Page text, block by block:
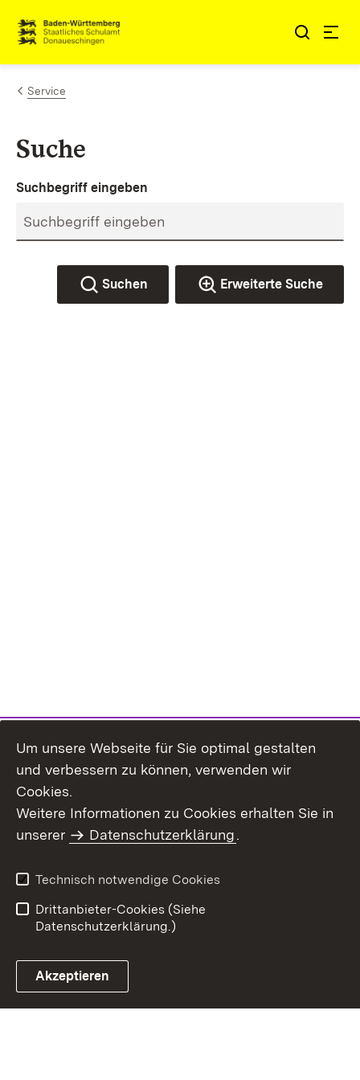
Zum Inhalt springen
Link zur Startseite
Service
Suche
Suchbegriff eingeben
Suchen Erweiterte Suche
Benutzungshinweise
Erklärung zur
Um unsere Webseite für Sie optimal gestalten
und verbessern zu können, verwenden wir
Cookies.
Weitere Informationen zu Cookies erhalten Sie in
unserer
Datenschutzerklärung.
Technisch notwendige Cookies
Drittanbieter-Cookies (Siehe
Datenschutzerklärung.)
Akzeptieren